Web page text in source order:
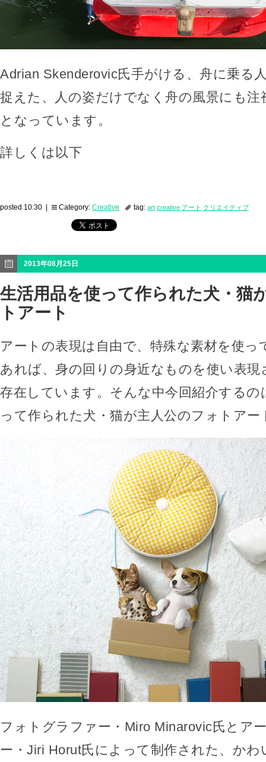
Adrian Skenderovic氏手がける、舟に乗る
捉えた、人の姿だけでなく舟の風景にも注
となっています。
詳しくは以下
posted 10:30 | Category: Creative tag: art creative アート クリエイティブ
2013年08月25日
生活用品を使って作られた犬・猫
トアート
アートの表現は自由で、特殊な素材を使っ
あれば、身の回りの身近なものを使い表
存在しています。そんな中今回紹介するの
って作られた犬・猫が主人公のフォトアー
フォトグラファー・Miro Minarovic氏とア
ー・Jiri Horut氏によって制作された、か